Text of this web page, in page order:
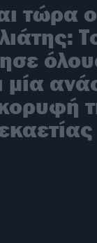
τώρα ο
μία